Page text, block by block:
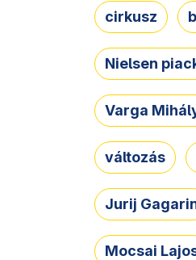
cirkusz
Nielsen
Varga
változás
Jurij
Mocsai